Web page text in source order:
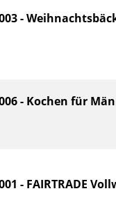
-
- Kochen für
- FAIRTRADE